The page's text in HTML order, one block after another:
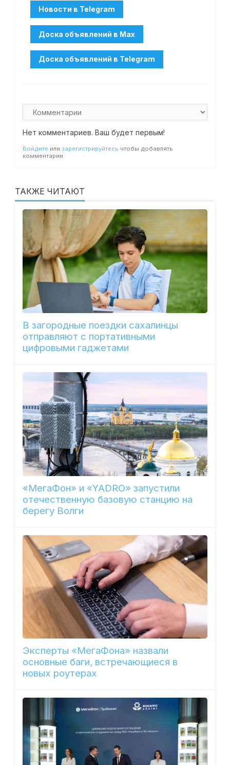
Нет комментариев. Ваш будет первым!
Войдите или зарегистрируйтесь чтобы добавлять
комментарии
ТАКЖЕ ЧИТАЮТ
В загородные поездки сахалинцы
отправляют с портативными
цифровыми гаджетами
«МегаФон» и «YADRO» запустили
отечественную базовую станцию на
берегу Волги
Эксперты «МегаФона» назвали
основные баги, встречающиеся в
новых роутерах